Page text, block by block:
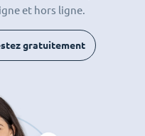
et hors ligne.
gratuitement